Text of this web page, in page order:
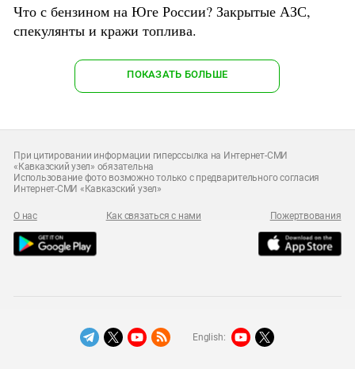
Что с бензином на Юге России? Закрытые АЗС,
спекулянты и кражи топлива.
ПОКАЗАТЬ БОЛЬШЕ
При цитировании информации гиперссылка на Интернет-СМИ
«Кавказский узел» обязательна
Использование фото возможно только с предварительного согласия
Интернет-СМИ «Кавказский узел»
О нас Как связаться с нами Пожертвования
English: